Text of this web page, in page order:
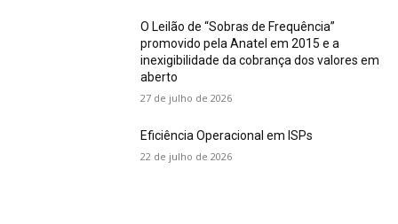
O Leilão de “Sobras de Frequência”
promovido pela Anatel em 2015 e a
inexigibilidade da cobrança dos valores em
aberto
27 de julho de 2026
Eficiência Operacional em ISPs
22 de julho de 2026